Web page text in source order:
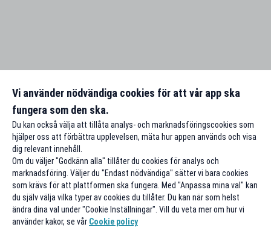
Vi använder nödvändiga cookies för att vår app ska
fungera som den ska.
Du kan också välja att tillåta analys- och marknadsföringscookies som
hjälper oss att förbättra upplevelsen, mäta hur appen används och visa
dig relevant innehåll.
Om du väljer "Godkänn alla" tillåter du cookies för analys och
marknadsföring. Väljer du "Endast nödvändiga" sätter vi bara cookies
som krävs för att plattformen ska fungera. Med "Anpassa mina val" kan
du själv välja vilka typer av cookies du tillåter. Du kan när som helst
ändra dina val under "Cookie Inställningar". Vill du veta mer om hur vi
använder kakor, se vår Cookie policy